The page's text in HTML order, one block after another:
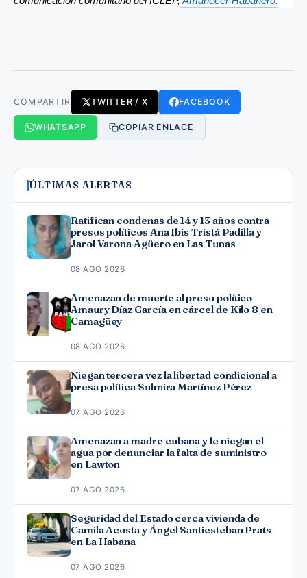
COMPARTIR TWITTER / X FACEBOOK
WHATSAPP COPIAR ENLACE
ÚLTIMAS ALERTAS
Ratifican condenas de 14 y 13 años contra
presos políticos Ana Ibis Tristá Padilla y
Jarol Varona Agüero en Las Tunas
08 AGO 2026
Amenazan de muerte al preso político
Amaury Díaz García en cárcel de Kilo 8 en
Camagüey
08 AGO 2026
Niegan tercera vez la libertad condicional a
presa política Sulmira Martínez Pérez
07 AGO 2026
Amenazan a madre cubana y le niegan el
agua por denunciar la falta de suministro
en Lawton
07 AGO 2026
Seguridad del Estado cerca vivienda de
Camila Acosta y Ángel Santiesteban Prats
en La Habana
07 AGO 2026